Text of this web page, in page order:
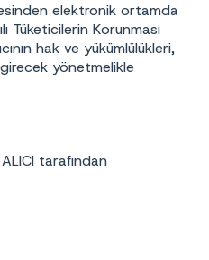
elektronik ortamda
Tüketicilerin Korunması
hak ve yükümlülükleri,
yönetmelikle
tarafından